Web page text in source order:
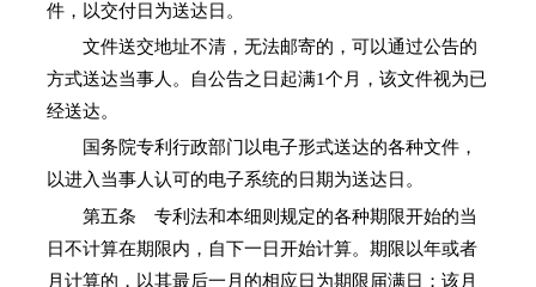
件，以交付日为送达日。
文件送交地址不清，无法邮寄的，可以通过公告的
方式送达当事人。自公告之日起满1个月，该文件视为已
经送达。
国务院专利行政部门以电子形式送达的各种文件，
以进入当事人认可的电子系统的日期为送达日。
第五条 专利法和本细则规定的各种期限开始的当
日不计算在期限内，自下一日开始计算。期限以年或者
月计算的，以其最后一月的相应日为期限届满日；该月